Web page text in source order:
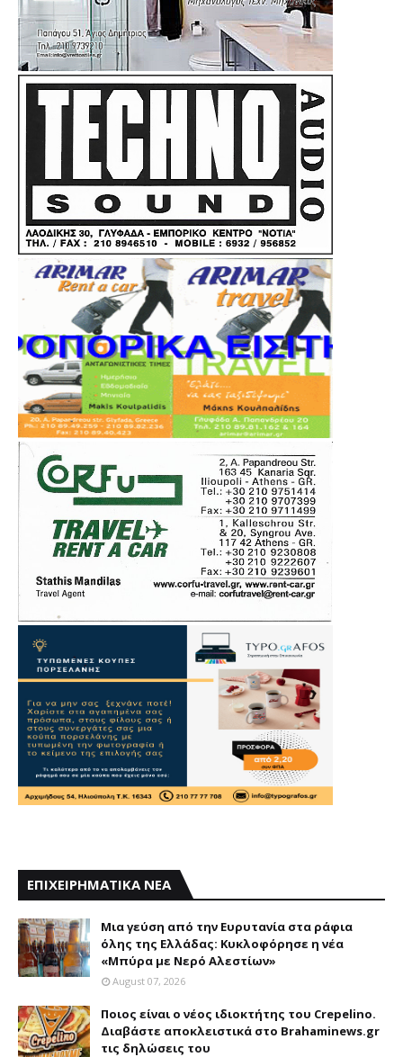
ΕΠΙΧΕΙΡΗΜΑΤΙΚΑ ΝΕΑ
Mια γεύση από την Eυρυτανία στα ράφια
όλης της Ελλάδας: Κυκλοφόρησε η νέα
«Μπύρα με Nερό Aλεστίων»
August 07, 2026
Ποιος είναι ο νέος ιδιοκτήτης του Crepelino.
Διαβάστε αποκλειστικά στο Brahaminews.gr
τις δηλώσεις του